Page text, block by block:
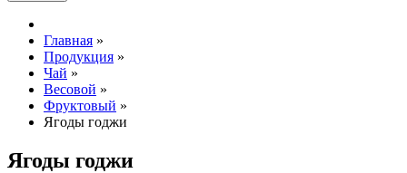
Главная »
Продукция »
Чай »
Весовой »
Фруктовый »
Ягоды годжи
Ягоды годжи